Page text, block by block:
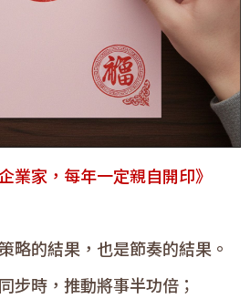
業家，每年一定親自開印》
略的結果，也是節奏的結果。
步時，推動將事半功倍；